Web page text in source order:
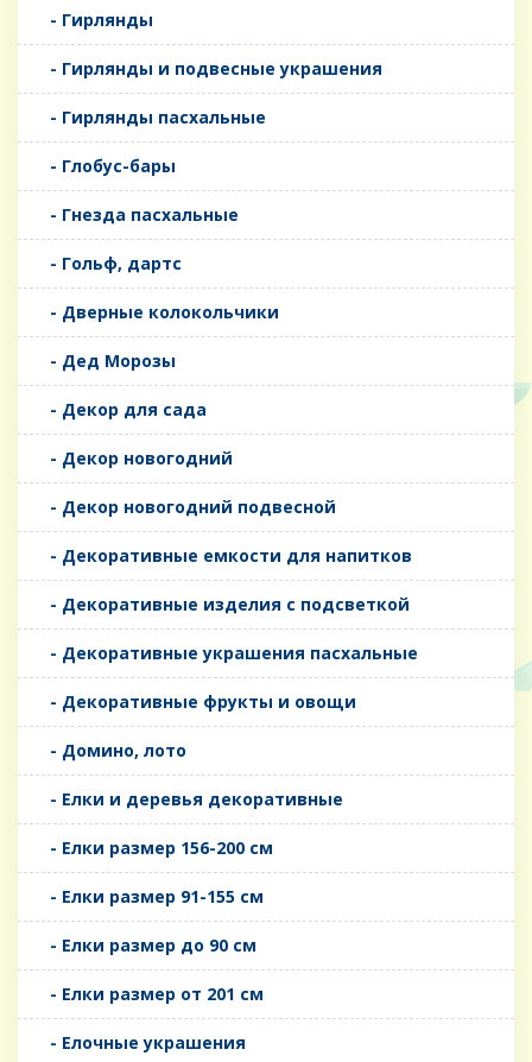
- Гирлянды
- Гирлянды и подвесные украшения
- Гирлянды пасхальные
- Глобус-бары
- Гнезда пасхальные
- Гольф, дартс
- Дверные колокольчики
- Дед Морозы
- Декор для сада
- Декор новогодний
- Декор новогодний подвесной
- Декоративные емкости для напитков
- Декоративные изделия с подсветкой
- Декоративные украшения пасхальные
- Декоративные фрукты и овощи
- Домино, лото
- Елки и деревья декоративные
- Елки размер 156-200 см
- Елки размер 91-155 см
- Елки размер до 90 см
- Елки размер от 201 см
- Елочные украшения